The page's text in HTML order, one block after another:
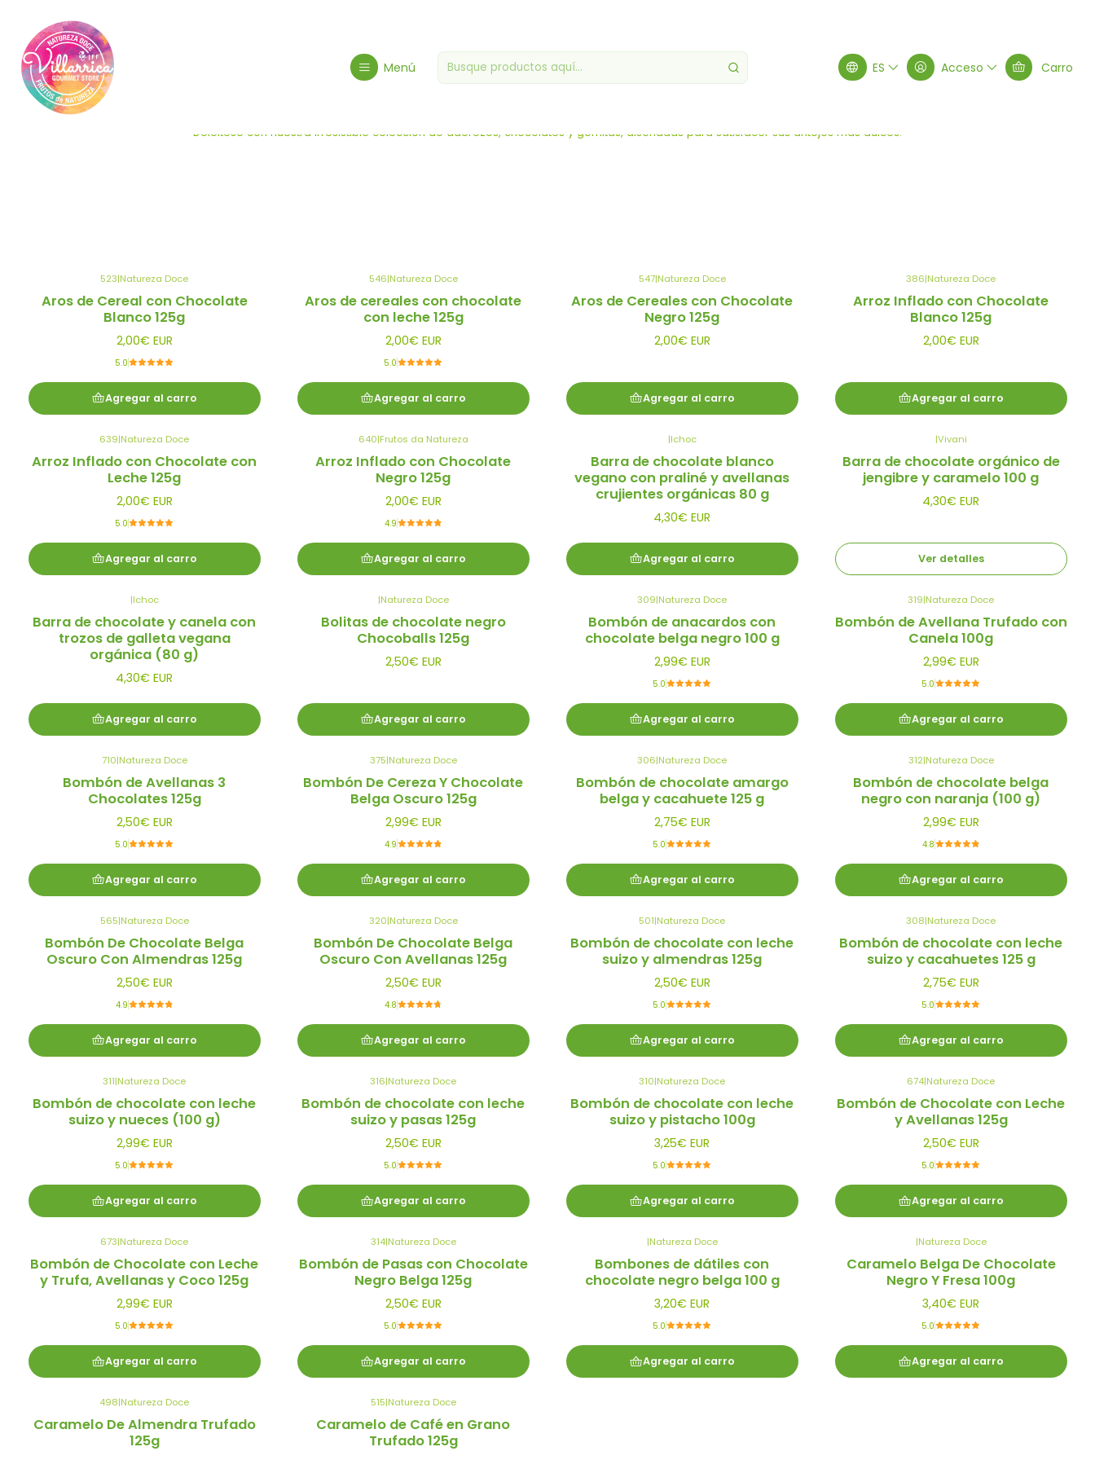
Menú ES Acceso Carro
Coberturas, chocolates y gomitas
Deléitese con nuestra irresistible colección de aderezos, chocolates y gomitas, diseñadas para satisfacer sus antojos más dulces.
523|Natureza Doce
Aros de Cereal con Chocolate
Blanco 125g
2,00€ EUR
5.0
Agregar al carro
546|Natureza Doce
Aros de cereales con chocolate
con leche 125g
2,00€ EUR
5.0
Agregar al carro
547|Natureza Doce
Aros de Cereales con Chocolate
Negro 125g
2,00€ EUR
Agregar al carro
386|Natureza Doce
Arroz Inflado con Chocolate
Blanco 125g
2,00€ EUR
Agregar al carro
639|Natureza Doce
Arroz Inflado con Chocolate con
Leche 125g
2,00€ EUR
5.0
Agregar al carro
640|Frutos da Natureza
Arroz Inflado con Chocolate
Negro 125g
2,00€ EUR
4.9
Agregar al carro
|Ichoc
Barra de chocolate blanco
vegano con praliné y avellanas
crujientes orgánicas 80 g
4,30€ EUR
Agregar al carro
|Vivani
Barra de chocolate orgánico de
jengibre y caramelo 100 g
4,30€ EUR
Ver detalles
|Ichoc
Barra de chocolate y canela con
trozos de galleta vegana
orgánica (80 g)
4,30€ EUR
Agregar al carro
|Natureza Doce
Bolitas de chocolate negro
Chocoballs 125g
2,50€ EUR
Agregar al carro
309|Natureza Doce
Bombón de anacardos con
chocolate belga negro 100 g
2,99€ EUR
5.0
Agregar al carro
319|Natureza Doce
Bombón de Avellana Trufado con
Canela 100g
2,99€ EUR
5.0
Agregar al carro
710|Natureza Doce
Bombón de Avellanas 3
Chocolates 125g
2,50€ EUR
5.0
Agregar al carro
375|Natureza Doce
Bombón De Cereza Y Chocolate
Belga Oscuro 125g
2,99€ EUR
4.9
Agregar al carro
306|Natureza Doce
Bombón de chocolate amargo
belga y cacahuete 125 g
2,75€ EUR
5.0
Agregar al carro
312|Natureza Doce
Bombón de chocolate belga
negro con naranja (100 g)
2,99€ EUR
4.8
Agregar al carro
565|Natureza Doce
Bombón De Chocolate Belga
Oscuro Con Almendras 125g
2,50€ EUR
4.9
Agregar al carro
320|Natureza Doce
Bombón De Chocolate Belga
Oscuro Con Avellanas 125g
2,50€ EUR
4.8
Agregar al carro
501|Natureza Doce
Bombón de chocolate con leche
suizo y almendras 125g
2,50€ EUR
5.0
Agregar al carro
308|Natureza Doce
Bombón de chocolate con leche
suizo y cacahuetes 125 g
2,75€ EUR
5.0
Agregar al carro
311|Natureza Doce
Bombón de chocolate con leche
suizo y nueces (100 g)
2,99€ EUR
5.0
Agregar al carro
316|Natureza Doce
Bombón de chocolate con leche
suizo y pasas 125g
2,50€ EUR
5.0
Agregar al carro
310|Natureza Doce
Bombón de chocolate con leche
suizo y pistacho 100g
3,25€ EUR
5.0
Agregar al carro
674|Natureza Doce
Bombón de Chocolate con Leche
y Avellanas 125g
2,50€ EUR
5.0
Agregar al carro
673|Natureza Doce
Bombón de Chocolate con Leche
y Trufa, Avellanas y Coco 125g
2,99€ EUR
5.0
Agregar al carro
314|Natureza Doce
Bombón de Pasas con Chocolate
Negro Belga 125g
2,50€ EUR
5.0
Agregar al carro
|Natureza Doce
Bombones de dátiles con
chocolate negro belga 100 g
3,20€ EUR
5.0
Agregar al carro
|Natureza Doce
Caramelo Belga De Chocolate
Negro Y Fresa 100g
3,40€ EUR
5.0
Agregar al carro
498|Natureza Doce
Caramelo De Almendra Trufado
125g
515|Natureza Doce
Caramelo de Café en Grano
Trufado 125g